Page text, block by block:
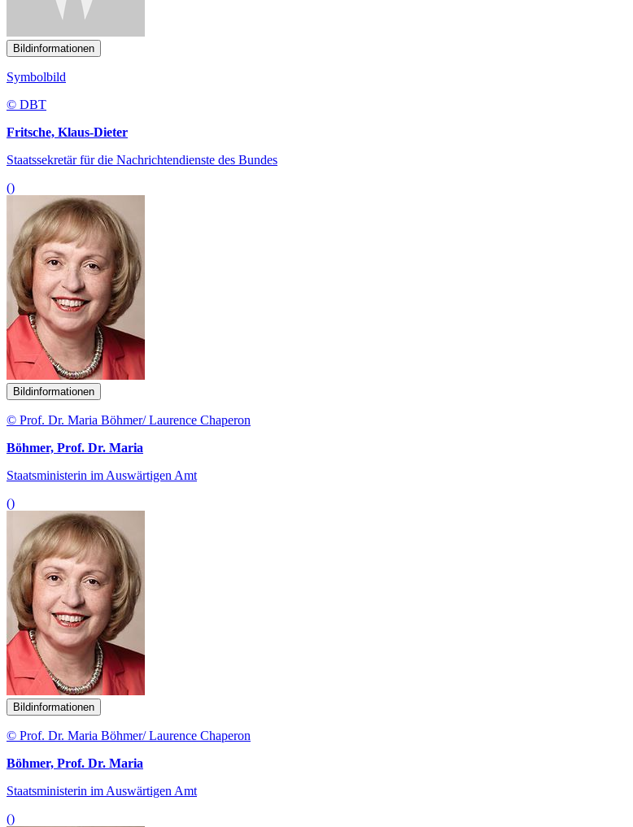
Bildinformationen
Symbolbild
© DBT
Fritsche, Klaus-Dieter
Staatssekretär für die Nachrichtendienste des Bundes
()
Bildinformationen
© Prof. Dr. Maria Böhmer/ Laurence Chaperon
Böhmer, Prof. Dr. Maria
Staatsministerin im Auswärtigen Amt
()
Bildinformationen
© Prof. Dr. Maria Böhmer/ Laurence Chaperon
Böhmer, Prof. Dr. Maria
Staatsministerin im Auswärtigen Amt
()